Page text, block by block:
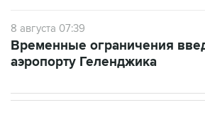
8 августа 07:39
Временные ограничения
аэропорту Геленджика